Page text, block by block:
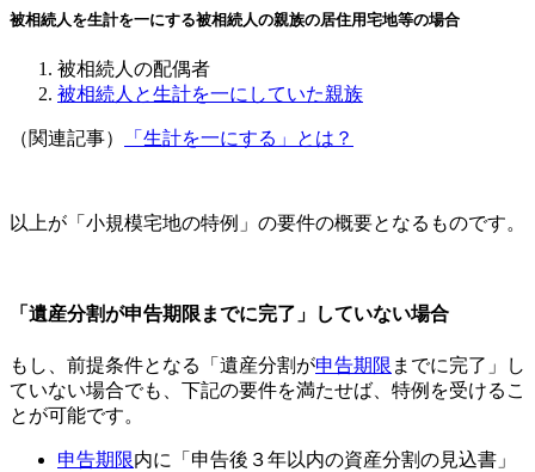
被相続人を生計を一にする被相続人の親族の居住用宅地等の場合
被相続人の配偶者
被相続人と生計を一にしていた親族
（関連記事） 「生計を一にする」とは？
以上が「小規模宅地の特例」の要件の概要となるものです。
「遺産分割が申告期限までに完了」していない場合
もし、前提条件となる「遺産分割が申告期限 までに完了」し
ていない場合でも、下記の要件を満たせば、特例を受けるこ
とが可能です。
申告期限内に「申告後３年以内の資産分割の見込書」